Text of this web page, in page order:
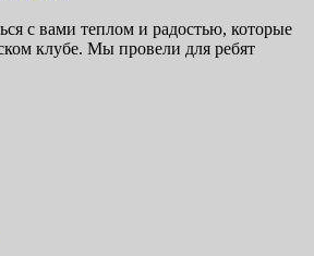
с вами теплом и радостью, которые
клубе. Мы провели для ребят